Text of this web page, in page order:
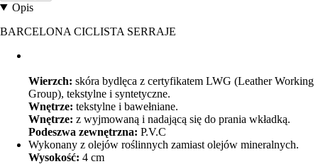
Opis
BARCELONA CICLISTA SERRAJE
Wierzch: skóra bydlęca z certyfikatem LWG (Leather Working
Group), tekstylne i syntetyczne.
Wnętrze: tekstylne i bawełniane.
Wnętrze: z wyjmowaną i nadającą się do prania wkładką.
Podeszwa zewnętrzna: P.V.C
Wykonany z olejów roślinnych zamiast olejów mineralnych.
Wysokość: 4 cm